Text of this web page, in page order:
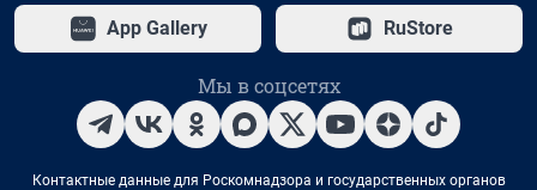
App Gallery RuStore
Мы в соцсетях
Контактные данные для Роскомнадзора и государственных органов